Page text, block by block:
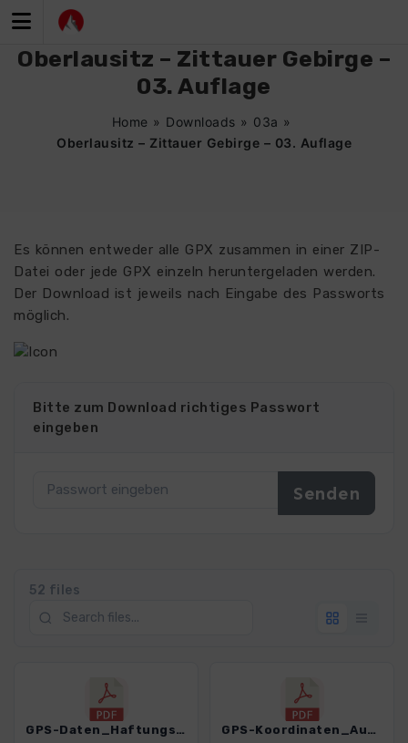
Inhalt
Oberlausitz – Zittauer Gebirge –
03. Auflage
Home » Downloads » 03a »
Oberlausitz – Zittauer Gebirge – 03. Auflage
Es können entweder alle GPX zusammen in einer ZIP-
Datei oder jede GPX einzeln heruntergeladen werden.
Der Download ist jeweils nach Eingabe des Passworts
möglich.
Bitte zum Download richtiges Passwort
eingeben
52 files
GPS-Daten_Haftungsausschluss-Nutzungsbedingungen_WF_Oberlausitz_4399_3.pdf GPS-Koordinaten_Ausgangspunkte_WF_Oberlausitz_4399_3.pdf